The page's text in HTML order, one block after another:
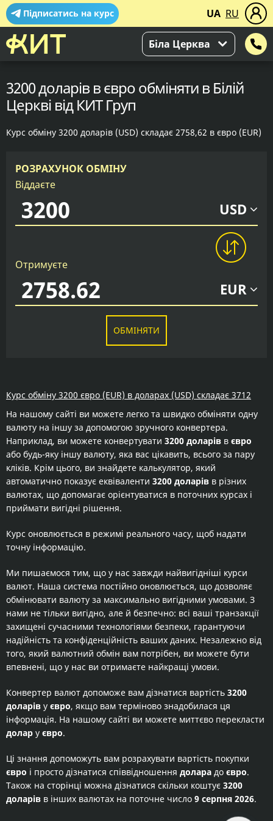
Підписатись на курс UA RU
Біла Церква
3200 доларів в євро обміняти в Білій
Церкві від КИТ Груп
Курс обміну 3200 доларів (USD) складає 2758,62 в євро (EUR)
РОЗРАХУНОК ОБМІНУ
Віддаєте
USD
Отримуєте
EUR
ОБМІНЯТИ
Курс обміну 3200 євро (EUR) в доларах (USD) складає 3712
На нашому сайті ви можете легко та швидко обміняти одну
валюту на іншу за допомогою зручного конвертера.
Наприклад, ви можете конвертувати 3200 доларів в євро
або будь-яку іншу валюту, яка вас цікавить, всього за пару
кліків. Крім цього, ви знайдете калькулятор, який
автоматично показує еквіваленти 3200 доларів в різних
валютах, що допомагає орієнтуватися в поточних курсах і
приймати вигідні рішення.
Курс оновлюється в режимі реального часу, щоб надати
точну інформацію.
Ми пишаємося тим, що у нас завжди найвигідніші курси
валют. Наша система постійно оновлюється, що дозволяє
обмінювати валюту за максимально вигідними умовами. З
нами не тільки вигідно, але й безпечно: всі ваші транзакції
захищені сучасними технологіями безпеки, гарантуючи
надійність та конфіденційність ваших даних. Незалежно від
того, який валютний обмін вам потрібен, ви можете бути
впевнені, що у нас ви отримаєте найкращі умови.
Конвертер валют допоможе вам дізнатися вартість 3200
доларів у євро, якщо вам терміново знадобилася ця
інформація. На нашому сайті ви можете миттєво перекласти
долар у євро.
Ці знання допоможуть вам розрахувати вартість покупки
євро і просто дізнатися співвідношення долара до євро.
Також на сторінці можна дізнатися скільки коштує 3200
доларів в інших валютах на поточне число 9 серпня 2026.